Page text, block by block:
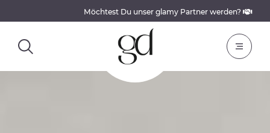
Möchtest Du unser glamy Partner werden?